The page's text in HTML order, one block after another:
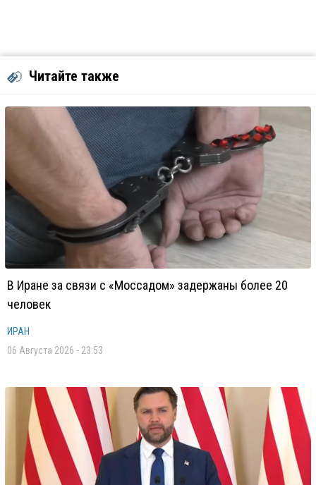
Читайте также
В Иране за связи с «Моссадом» задержаны более 20
человек
ИРАН
06 Августа 2026 - 23:53